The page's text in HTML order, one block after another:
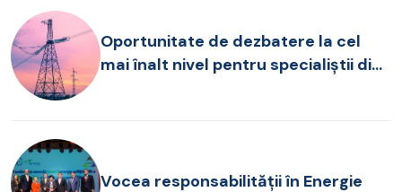
Oportunitate de dezbatere la cel
mai înalt nivel pentru specialiștii din
Vocea responsabilității în Energie